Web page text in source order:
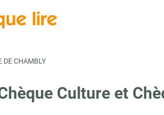
DE CHAMBLY
Culture et